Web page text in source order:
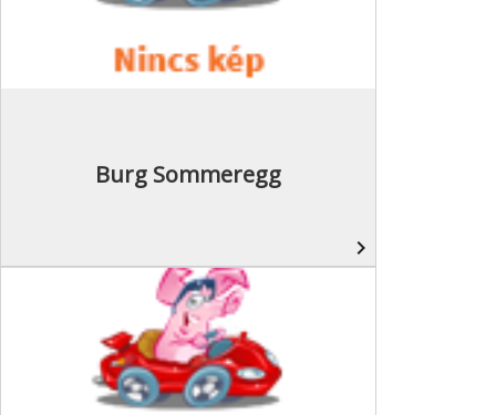
Burg Sommeregg
navigate_next